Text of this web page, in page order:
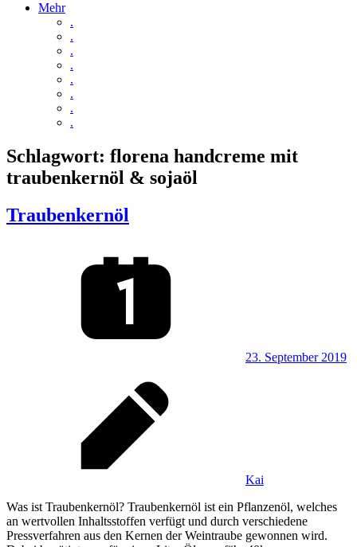
Mehr
.
.
.
.
.
.
.
.
Schlagwort: florena handcreme mit
traubenkernöl & sojaöl
Traubenkernöl
23. September 2019
Kai
Was ist Traubenkernöl? Traubenkernöl ist ein Pflanzenöl, welches
an wertvollen Inhaltsstoffen verfügt und durch verschiedene
Pressverfahren aus den Kernen der Weintraube gewonnen wird.